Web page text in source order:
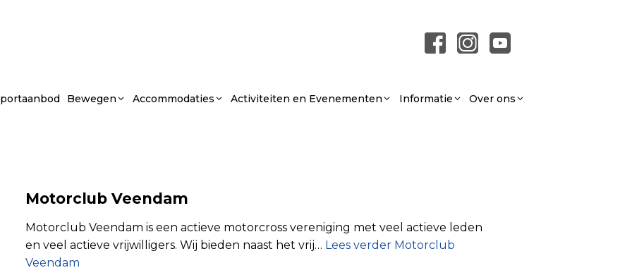
Bewegen Accommodaties Activiteiten en Evenementen Informatie Over ons
Motorclub Veendam
Motorclub Veendam is een actieve motorcross vereniging met veel actieve leden
en veel actieve vrijwilligers. Wij bieden naast het vrij… Lees verder Motorclub
Veendam